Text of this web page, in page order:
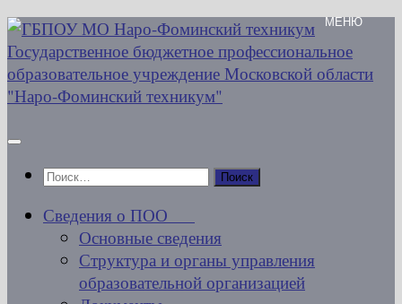
Перейти
к
содержимому
Найти:
Сведения о ПОО
Основные сведения
Структура и органы управления
образовательной организацией